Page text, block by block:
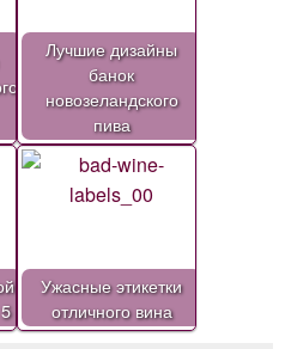
Лучшие дизайны
банок
новозеландского
пива
Ужасные этикетки
отличного вина